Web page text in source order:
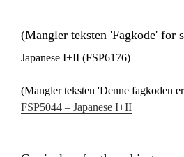
(Mangler teksten 'Fagkode' for
Japanese I+II (FSP6176)
(Mangler teksten 'Denne fagkoden
FSP5044 – Japanese I+II